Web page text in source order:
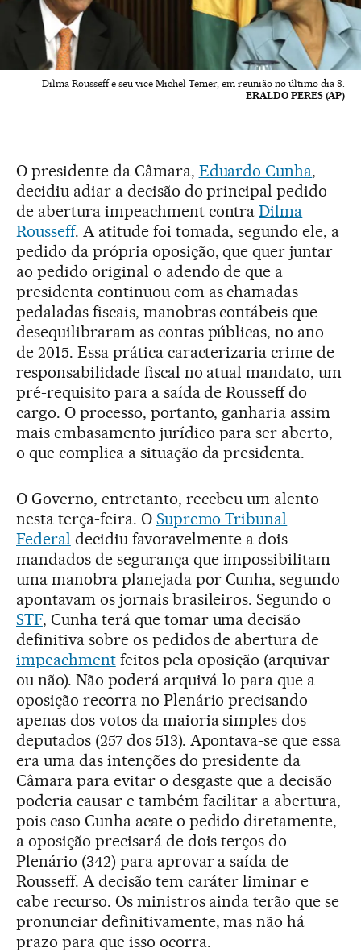
Dilma Rousseff e seu vice Michel Temer, em reunião no último dia 8.
ERALDO PERES (AP)
O presidente da Câmara, Eduardo Cunha,
decidiu adiar a decisão do principal pedido
de abertura impeachment contraDilma
Rousseff. A atitude foi tomada, segundo ele, a
pedido da própria oposição, que quer juntar
ao pedido original o adendo de que a
presidenta continuou com as chamadas
pedaladas fiscais, manobras contábeis que
desequilibraram as contas públicas, no ano
de 2015. Essa prática caracterizaria crime de
responsabilidade fiscal no atual mandato, um
pré-requisito para a saída de Rousseff do
cargo. O processo, portanto, ganharia assim
mais embasamento jurídico para ser aberto,
o que complica a situação da presidenta.
O Governo, entretanto, recebeu um alento
nesta terça-feira. O Supremo Tribunal
Federal decidiu favoravelmente a dois
mandados de segurança que impossibilitam
uma manobra planejada por Cunha, segundo
apontavam os jornais brasileiros. Segundo o
STF, Cunha terá que tomar uma decisão
definitiva sobre os pedidos de abertura de
impeachmentfeitos pela oposição (arquivar
ou não). Não poderá arquivá-lo para que a
oposição recorra no Plenário precisando
apenas dos votos da maioria simples dos
deputados (257 dos 513). Apontava-se que essa
era uma das intenções do presidente da
Câmara para evitar o desgaste que a decisão
poderia causar e também facilitar a abertura,
pois caso Cunha acate o pedido diretamente,
a oposição precisará de dois terços do
Plenário (342) para aprovar a saída de
Rousseff. A decisão tem caráter liminar e
cabe recurso. Os ministros ainda terão que se
pronunciar definitivamente, mas não há
prazo para que isso ocorra.